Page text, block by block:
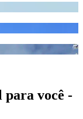
para você -